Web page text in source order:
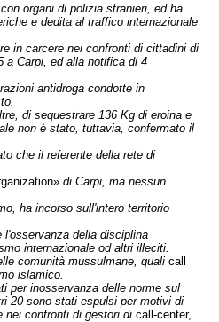
organi di polizia stranieri, ed ha
e dedita al traffico internazionale
in carcere nei confronti di cittadini di
a Carpi, ed alla notifica di 4
antidroga condotte in
di sequestrare 136 Kg di eroina e
non è stato, tuttavia, confermato il
che il referente della rete di
di Carpi, ma nessun
ha incorso sull'intero territorio
della disciplina
internazionale od altri illeciti.
comunità mussulmane, qualicall
islamico.
per inosservanza delle norme sul
20 sono stati espulsi per motivi di
nei confronti di gestori dicall-center,